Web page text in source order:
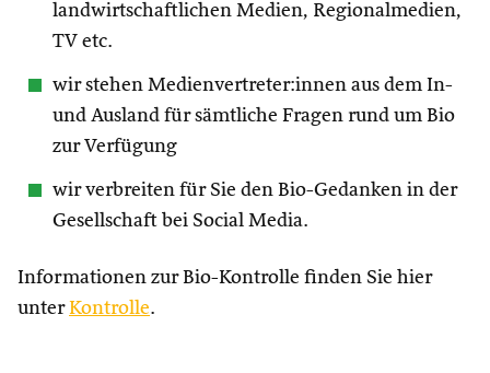
landwirtschaftlichen Medien, Regionalmedien,
TV etc.
wir stehen Medienvertreter:innen aus dem In-
und Ausland für sämtliche Fragen rund um Bio
zur Verfügung
wir verbreiten für Sie den Bio-Gedanken in der
Gesellschaft bei Social Media.
Informationen zur Bio-Kontrolle finden Sie hier
unterKontrolle.